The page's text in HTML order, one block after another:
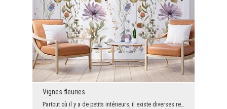
Vignes fleuries
Partout où il y a de petits intérieurs, il existe diverses restrictions en matière de décoration....